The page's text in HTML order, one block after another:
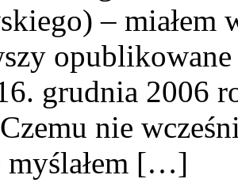
–
grudnia 2006
nie
myślałem […]